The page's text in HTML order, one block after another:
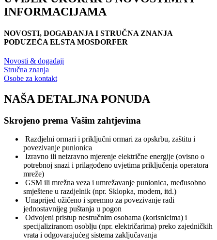
INFORMACIJAMA
NOVOSTI, DOGAĐANJA I STRUČNA ZNANJA
PODUZEĆA ELSTA MOSDORFER
Novosti & događaji
Stručna znanja
Osobe za kontakt
NAŠA DETALJNA PONUDA
Skrojeno prema Vašim zahtjevima
Razdjelni ormari i priključni ormari za opskrbu, zaštitu i
povezivanje punionica
Izravno ili neizravno mjerenje električne energije (ovisno o
potrebnoj snazi i prilagođeno uvjetima priključenja operatora
mreže)
GSM ili mrežna veza i umrežavanje punionica, međusobno
smještene u razdjelnik (npr. Sklopka, modem, itd.)
Unaprijed ožičeno i spremno za povezivanje radi
jednostavnijeg puštanja u pogon
Odvojeni pristup nestručnim osobama (korisnicima) i
specijaliziranom osoblju (npr. električarima) preko zajedničkih
vrata i odgovarajućeg sistema zaključavanja